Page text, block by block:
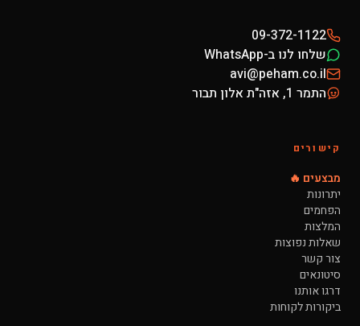
09-372-1122
שלחו לנו ב-WhatsApp
avi@peham.co.il
התמר 1, אזה"ת אלון תבור
קישורים
מבצעים 🔥
יתרונות
הפחמים
המלצות
שאלות נפוצות
צור קשר
סיטונאים
דרגו אותנו
ביקורות לקוחות